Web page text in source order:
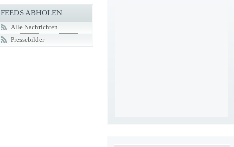
FEEDS ABHOLEN
Alle Nachrichten
Pressebilder